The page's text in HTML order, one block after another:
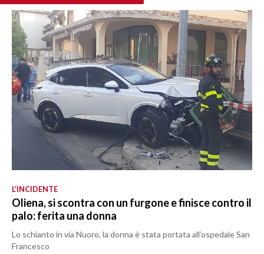
L’INCIDENTE
Oliena, si scontra con un furgone e finisce contro il
palo: ferita una donna
Lo schianto in via Nuoro, la donna è stata portata all’ospedale San
Francesco